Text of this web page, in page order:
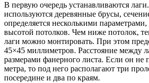
В первую очередь устанавливаются
используются деревянные брусы,
определяется несколькими
высотой потолков. Чем ниже потолок,
лаги можно монтировать. При этом
45×45 миллиметров. Расстояние между
размерами фанерного листа. Если он не
метра, то под него располагают три
посередине и два по краям.